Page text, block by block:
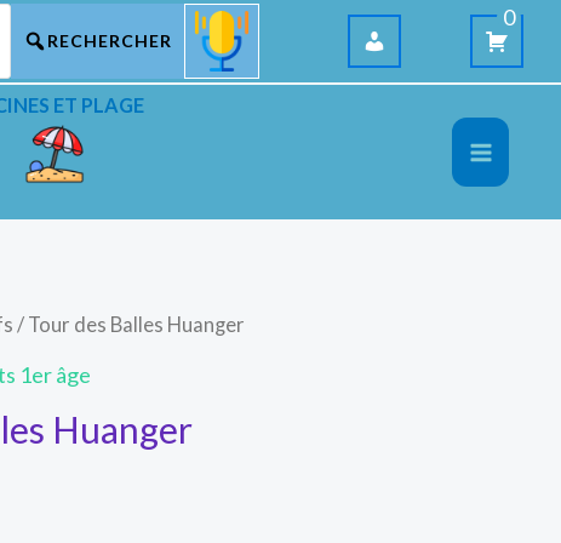
0
ET PLAGE
/ Tour des Balles Huanger
1er âge
Huanger